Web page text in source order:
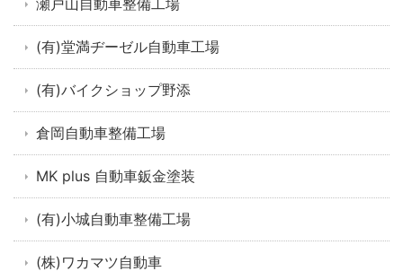
瀬戸山自動車整備工場
(有)堂満ヂーゼル自動車工場
(有)バイクショップ野添
倉岡自動車整備工場
MK plus 自動車鈑金塗装
(有)小城自動車整備工場
(株)ワカマツ自動車